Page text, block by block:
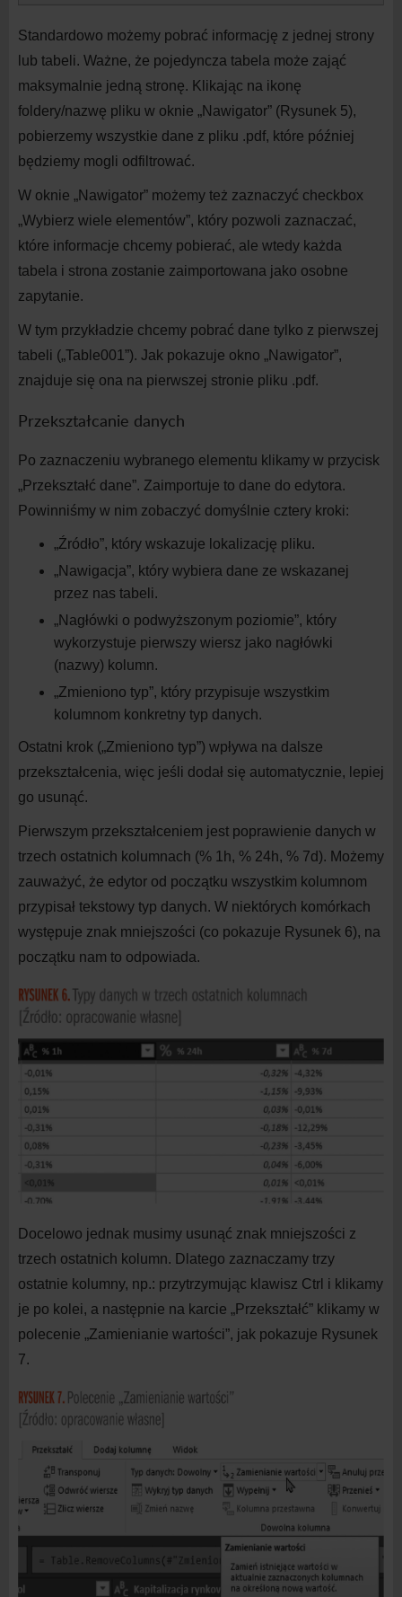
Standardowo możemy pobrać informację z jednej strony
lub tabeli. Ważne, że pojedyncza tabela może zająć
maksymalnie jedną stronę. Klikając na ikonę
foldery/nazwę pliku w oknie „Nawigator” (Rysunek 5),
pobierzemy wszystkie dane z pliku .pdf, które później
będziemy mogli odfiltrować.
W oknie „Nawigator” możemy też zaznaczyć checkbox
„Wybierz wiele elementów”, który pozwoli zaznaczać,
które informacje chcemy pobierać, ale wtedy każda
tabela i strona zostanie zaimportowana jako osobne
zapytanie.
W tym przykładzie chcemy pobrać dane tylko z pierwszej
tabeli („Table001”). Jak pokazuje okno „Nawigator”,
znajduje się ona na pierwszej stronie pliku .pdf.
Przekształcanie danych
Po zaznaczeniu wybranego elementu klikamy w przycisk
„Przekształć dane”. Zaimportuje to dane do edytora.
Powinniśmy w nim zobaczyć domyślnie cztery kroki:
„Źródło”, który wskazuje lokalizację pliku.
„Nawigacja”, który wybiera dane ze wskazanej
przez nas tabeli.
„Nagłówki o podwyższonym poziomie”, który
wykorzystuje pierwszy wiersz jako nagłówki
(nazwy) kolumn.
„Zmieniono typ”, który przypisuje wszystkim
kolumnom konkretny typ danych.
Ostatni krok („Zmieniono typ”) wpływa na dalsze
przekształcenia, więc jeśli dodał się automatycznie, lepiej
go usunąć.
Pierwszym przekształceniem jest poprawienie danych w
trzech ostatnich kolumnach (% 1h, % 24h, % 7d). Możemy
zauważyć, że edytor od początku wszystkim kolumnom
przypisał tekstowy typ danych. W niektórych komórkach
występuje znak mniejszości (co pokazuje Rysunek 6), na
początku nam to odpowiada.
Docelowo jednak musimy usunąć znak mniejszości z
trzech ostatnich kolumn. Dlatego zaznaczamy trzy
ostatnie kolumny, np.: przytrzymując klawisz Ctrl i klikamy
je po kolei, a następnie na karcie „Przekształć” klikamy w
polecenie „Zamienianie wartości”, jak pokazuje Rysunek
7.